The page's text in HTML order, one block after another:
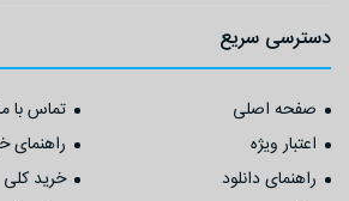
دسترسی سریع
صفحه اصلی
تماس با
اعتبار ویژه
راهنمای
راهنمای دانلود
خرید کلی